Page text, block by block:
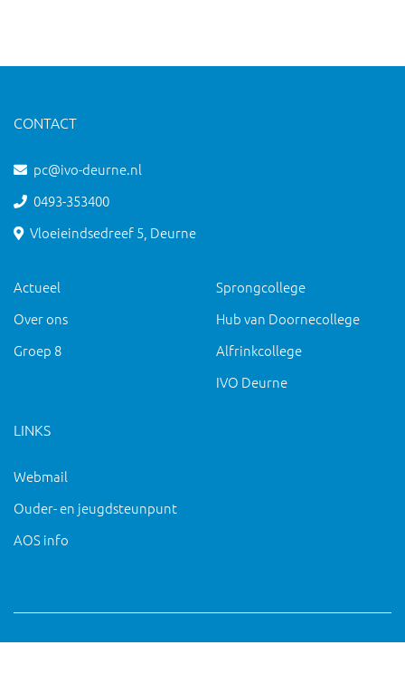
CONTACT
pc@ivo-deurne.nl
0493-353400
Vloeieindsedreef 5, Deurne
Actueel
Over ons
Groep 8
Sprongcollege
Hub van Doornecollege
Alfrinkcollege
IVO Deurne
LINKS
Webmail
Ouder- en jeugdsteunpunt
AOS info